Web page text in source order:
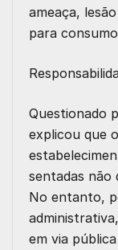
ameaça,
para
Questionado
explicou que
sentadas não
No entanto,
em via